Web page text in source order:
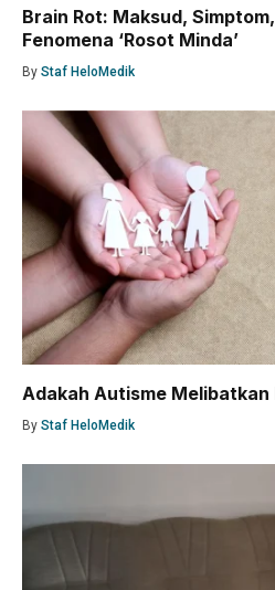
Brain Rot: Maksud,
Fenomena ‘Rosot Minda’
By Staf HeloMedik
Adakah Autisme Melibatkan
By Staf HeloMedik